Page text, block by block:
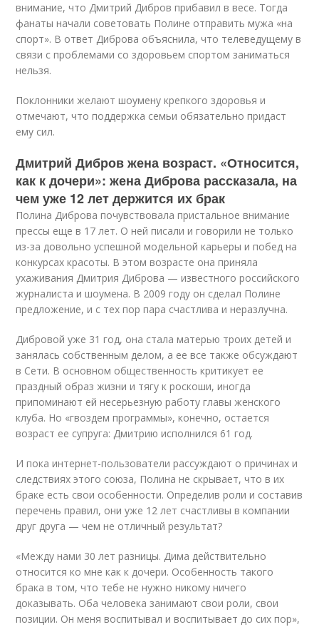
внимание, что Дмитрий Дибров прибавил в весе. Тогда
фанаты начали советовать Полине отправить мужа «на
спорт». В ответ Диброва объяснила, что телеведущему в
связи с проблемами со здоровьем спортом заниматься
нельзя.
Поклонники желают шоумену крепкого здоровья и
отмечают, что поддержка семьи обязательно придаст
ему сил.
Дмитрий Дибров жена возраст. «Относится,
как к дочери»: жена Диброва рассказала, на
чем уже 12 лет держится их брак
Полина Диброва почувствовала пристальное внимание
прессы еще в 17 лет. О ней писали и говорили не только
из-за довольно успешной модельной карьеры и побед на
конкурсах красоты. В этом возрасте она приняла
ухаживания Дмитрия Диброва — известного российского
журналиста и шоумена. В 2009 году он сделал Полине
предложение, и с тех пор пара счастлива и неразлучна.
Дибровой уже 31 год, она стала матерью троих детей и
занялась собственным делом, а ее все также обсуждают
в Сети. В основном общественность критикует ее
праздный образ жизни и тягу к роскоши, иногда
припоминают ей несерьезную работу главы женского
клуба. Но «гвоздем программы», конечно, остается
возраст ее супруга: Дмитрию исполнился 61 год.
И пока интернет-пользователи рассуждают о причинах и
следствиях этого союза, Полина не скрывает, что в их
браке есть свои особенности. Определив роли и составив
перечень правил, они уже 12 лет счастливы в компании
друг друга — чем не отличный результат?
«Между нами 30 лет разницы. Дима действительно
относится ко мне как к дочери. Особенность такого
брака в том, что тебе не нужно никому ничего
доказывать. Оба человека занимают свои роли, свои
позиции. Он меня воспитывал и воспитывает до сих пор»,